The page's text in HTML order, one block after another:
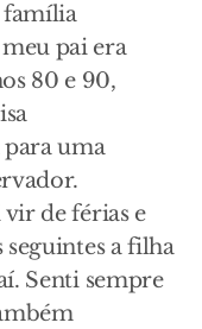
família
pai era
80 e 90,
uma
de férias e
a filha
Senti sempre